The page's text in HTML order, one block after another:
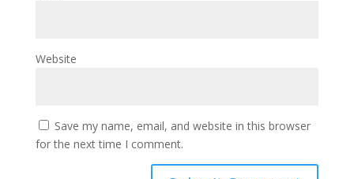
Website
Save my name, email, and website in this browser
for the next time I comment.